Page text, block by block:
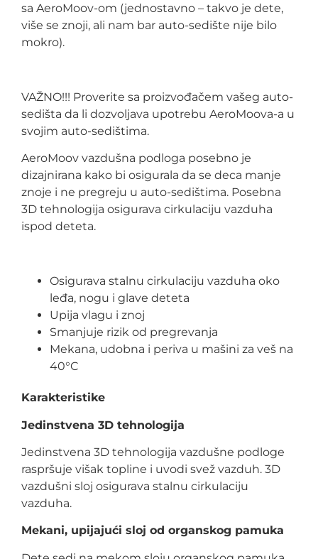
sa AeroMoov-om (jednostavno – takvo je dete,
više se znoji, ali nam bar auto-sedište nije bilo
mokro).
VAŽNO!!! Proverite sa proizvođačem vašeg auto-
sedišta da li dozvoljava upotrebu AeroMoova-a u
svojim auto-sedištima.
AeroMoov vazdušna podloga posebno je
dizajnirana kako bi osigurala da se deca manje
znoje i ne pregreju u auto-sedištima. Posebna
3D tehnologija osigurava cirkulaciju vazduha
ispod deteta.
Osigurava stalnu cirkulaciju vazduha oko
leđa, nogu i glave deteta
Upija vlagu i znoj
Smanjuje rizik od pregrevanja
Mekana, udobna i periva u mašini za veš na
40°C
Karakteristike
Jedinstvena 3D tehnologija
Jedinstvena 3D tehnologija vazdušne podloge
raspršuje višak topline i uvodi svež vazduh. 3D
vazdušni sloj osigurava stalnu cirkulaciju
vazduha.
Mekani, upijajući sloj od organskog pamuka